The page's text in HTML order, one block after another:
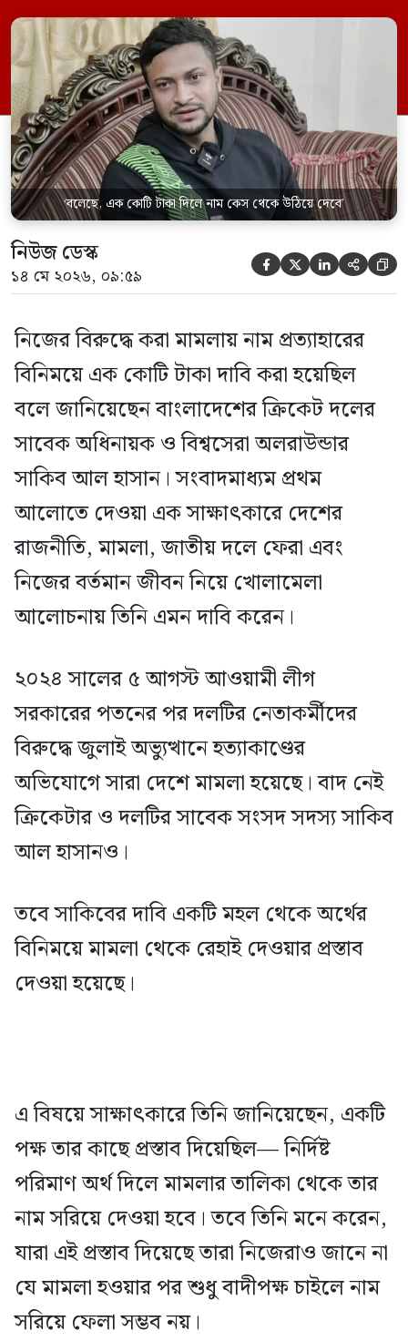
সাক্ষাৎকারে দেশের রাজনীতি, মামলা, জাতীয়
দলে ফেরা এবং নিজের বর্তমান জীবন নিয়ে
খোলামেলা আলোচনায় তিনি এমন দাবি করেন।
২০২৪ সালের ৫ আগস্ট আওয়ামী লীগ […]
‘বলেছে, এক কোটি টাকা দিলে নাম কেস থেকে উঠিয়ে দেবে’
নিউজ ডেস্ক
১৪ মে ২০২৬, ০৯:৫৯     
নিজের বিরুদ্ধে করা মামলায় নাম প্রত্যাহারের
বিনিময়ে এক কোটি টাকা দাবি করা হয়েছিল
বলে জানিয়েছেন বাংলাদেশের ক্রিকেট দলের
সাবেক অধিনায়ক ও বিশ্বসেরা অলরাউন্ডার
সাকিব আল হাসান। সংবাদমাধ্যম প্রথম
আলোতে দেওয়া এক সাক্ষাৎকারে দেশের
রাজনীতি, মামলা, জাতীয় দলে ফেরা এবং
নিজের বর্তমান জীবন নিয়ে খোলামেলা
আলোচনায় তিনি এমন দাবি করেন।
২০২৪ সালের ৫ আগস্ট আওয়ামী লীগ
সরকারের পতনের পর দলটির নেতাকর্মীদের
বিরুদ্ধে জুলাই অভ্যুত্থানে হত্যাকাণ্ডের
অভিযোগে সারা দেশে মামলা হয়েছে। বাদ নেই
ক্রিকেটার ও দলটির সাবেক সংসদ সদস্য সাকিব
আল হাসানও।
তবে সাকিবের দাবি একটি মহল থেকে অর্থের
বিনিময়ে মামলা থেকে রেহাই দেওয়ার প্রস্তাব
দেওয়া হয়েছে।
এ বিষয়ে সাক্ষাৎকারে তিনি জানিয়েছেন, একটি
পক্ষ তার কাছে প্রস্তাব দিয়েছিল— নির্দিষ্ট
পরিমাণ অর্থ দিলে মামলার তালিকা থেকে তার
নাম সরিয়ে দেওয়া হবে। তবে তিনি মনে করেন,
যারা এই প্রস্তাব দিয়েছে তারা নিজেরাও জানে না
যে মামলা হওয়ার পর শুধু বাদীপক্ষ চাইলে নাম
সরিয়ে ফেলা সম্ভব নয়।